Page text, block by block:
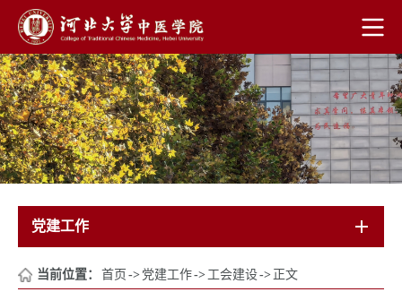
党建工作
当前位置： 首页 -> 党建工作-> 工会建设-> 正文